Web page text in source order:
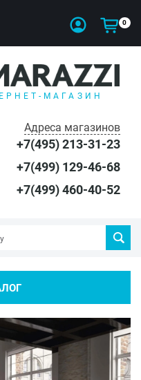
0
МАГАЗИН
Адреса магазинов
+7(495) 213-31-23
+7(499) 129-46-68
+7(499) 460-40-52